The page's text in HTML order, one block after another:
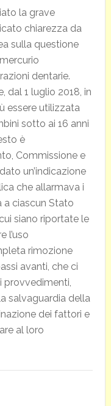
la grave
chiarezza da
sulla questione
dentarie.
dal 1 luglio 2018, in
essere utilizzata
sotto ai 16 anni
è
Commissione e
un’indicazione
che allarmava i
a ciascun Stato
siano riportate le
l’uso
rimozione
avanti, che ci
provvedimenti,
salvaguardia della
dei fattori e
al loro